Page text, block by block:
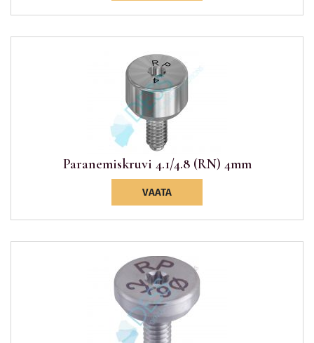
Paranemiskruvi 4.1/4.8 (RN) 4mm
VAATA